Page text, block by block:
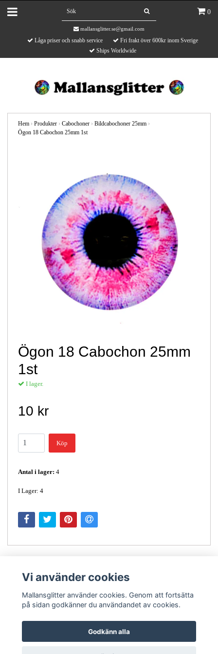
0
mallansglitter.se@gmail.com
Låga priser och snabb service
Fri frakt över 600kr inom Sverige
Ships Worldwide
Hem › Produkter › Cabochoner › Bildcabochoner 25mm ›
Ögon 18 Cabochon 25mm 1st
Ögon 18 Cabochon 25mm
1st
I lager.
10 kr
Köp
Antal i lager: 4
I Lager: 4
Vi använder cookies
Mallansglitter använder cookies. Genom att fortsätta
på sidan godkänner du användandet av cookies.
Godkänn alla